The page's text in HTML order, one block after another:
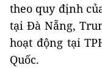
theo quy định
tại Đà Nẵng,
hoạt động tại
Quốc.